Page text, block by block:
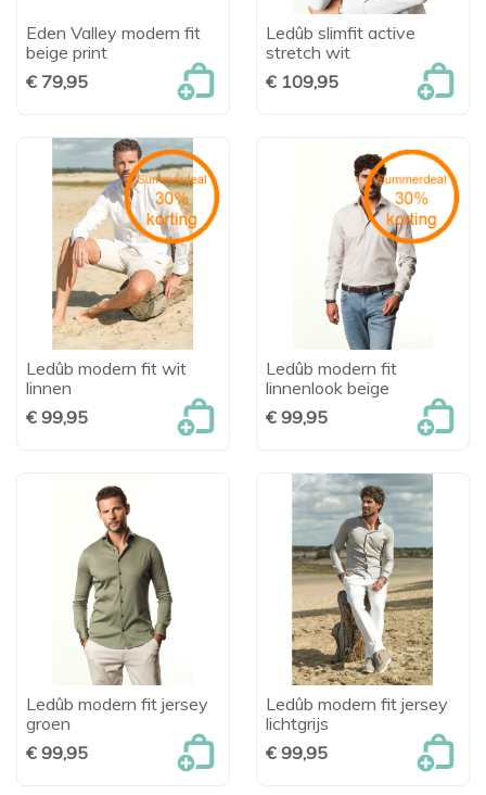
Eden Valley modern fit
beige print
€ 79,95
Ledûb slimfit active
stretch wit
€ 109,95
Ledûb modern fit wit
linnen
€ 99,95
Ledûb modern fit
linnenlook beige
€ 99,95
Ledûb modern fit jersey
groen
€ 99,95
Ledûb modern fit jersey
lichtgrijs
€ 99,95